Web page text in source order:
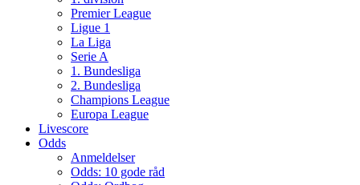
Premier League
Ligue 1
La Liga
Serie A
1. Bundesliga
2. Bundesliga
Champions League
Europa League
Livescore
Odds
Anmeldelser
Odds: 10 gode råd